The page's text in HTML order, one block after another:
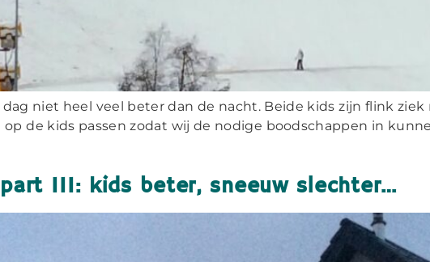
niet heel veel beter dan de nacht. Beide kids zijn flink
de kids passen zodat wij de nodige boodschappen in
III: kids beter, sneeuw slechter…